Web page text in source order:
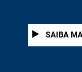
1
SAIBA